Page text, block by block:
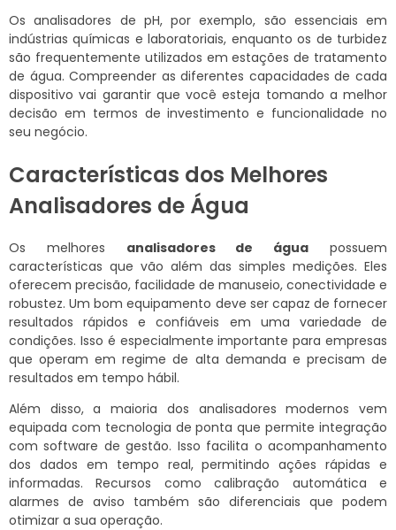
Os analisadores de pH, por exemplo, são essenciais em
indústrias químicas e laboratoriais, enquanto os de turbidez
são frequentemente utilizados em estações de tratamento
de água. Compreender as diferentes capacidades de cada
dispositivo vai garantir que você esteja tomando a melhor
decisão em termos de investimento e funcionalidade no
seu negócio.
Características dos Melhores
Analisadores de Água
Os melhores analisadores de água possuem
características que vão além das simples medições. Eles
oferecem precisão, facilidade de manuseio, conectividade e
robustez. Um bom equipamento deve ser capaz de fornecer
resultados rápidos e confiáveis em uma variedade de
condições. Isso é especialmente importante para empresas
que operam em regime de alta demanda e precisam de
resultados em tempo hábil.
Além disso, a maioria dos analisadores modernos vem
equipada com tecnologia de ponta que permite integração
com software de gestão. Isso facilita o acompanhamento
dos dados em tempo real, permitindo ações rápidas e
informadas. Recursos como calibração automática e
alarmes de aviso também são diferenciais que podem
otimizar a sua operação.